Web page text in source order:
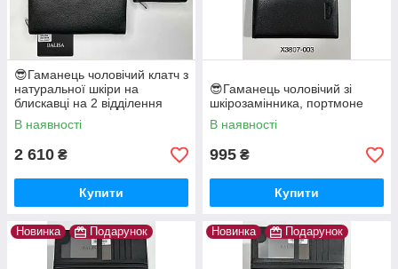
😎Гаманець чоловічий клатч з
натуральної шкіри на
блискавці на 2 відділення
"BALISA" BA6-9003
В наявності
2 610 ₴
Купити
😎Гаманець чоловічий зі
шкірозамінника, портмоне
В наявності
995 ₴
Купити
Новинка Подарунок Новинка Подарунок